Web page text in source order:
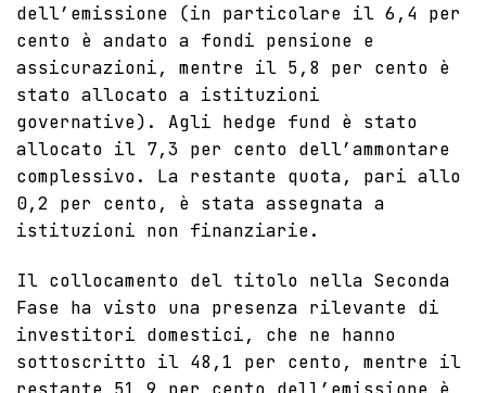
dell’emissione (in particolare il 6,4 per
cento è andato a fondi pensione e
assicurazioni, mentre il 5,8 per cento è
stato allocato a istituzioni
governative). Agli hedge fund è stato
allocato il 7,3 per cento dell’ammontare
complessivo. La restante quota, pari allo
0,2 per cento, è stata assegnata a
istituzioni non finanziarie.
Il collocamento del titolo nella Seconda
Fase ha visto una presenza rilevante di
investitori domestici, che ne hanno
sottoscritto il 48,1 per cento, mentre il